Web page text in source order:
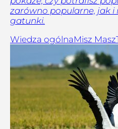
zarówno popularne, jak i
gatunki.
Wiedza ogólnaMisz Masz